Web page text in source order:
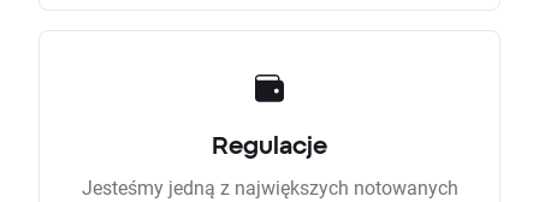
Regulacje
Jesteśmy jedną z największych notowanych